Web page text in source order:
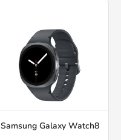
Samsung Galaxy Watch8